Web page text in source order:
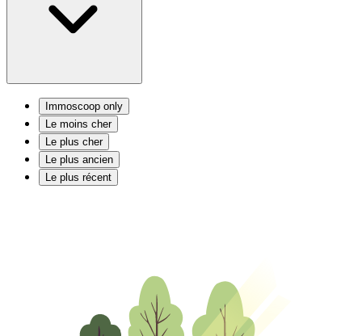
Immoscoop only
Le moins cher
Le plus cher
Le plus ancien
Le plus récent